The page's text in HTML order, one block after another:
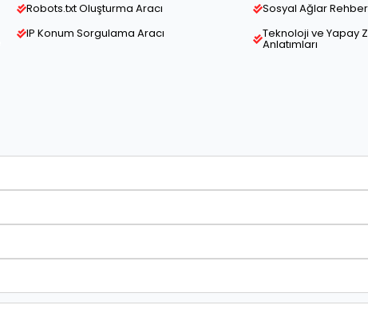
Robots.txt Oluşturma Aracı
IP Konum Sorgulama Aracı
Sosyal Ağlar
Teknoloji ve Yapay
Anlatımları